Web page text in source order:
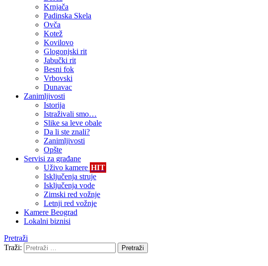
Krnjača
Padinska Skela
Ovča
Kotež
Kovilovo
Glogonjski rit
Jabučki rit
Besni fok
Vrbovski
Dunavac
Zanimljivosti
Istorija
Istraživali smo…
Slike sa leve obale
Da li ste znali?
Zanimljivosti
Opšte
Servisi za građane
Uživo kamere HIT
Isključenja struje
Isključenja vode
Zimski red vožnje
Letnji red vožnje
Kamere Beograd
Lokalni biznisi
Pretraži
Traži:
Pretraži